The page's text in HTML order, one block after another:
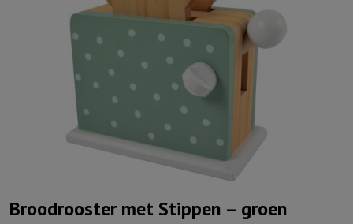
Broodrooster met Stippen – groen